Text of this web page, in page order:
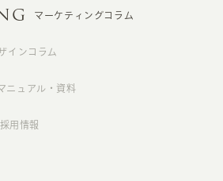
マーケティングコラム
インコラム
ニュアル・資料
採用情報